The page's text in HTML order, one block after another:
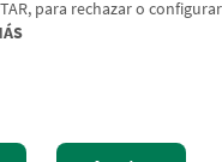
para rechazar o configurar